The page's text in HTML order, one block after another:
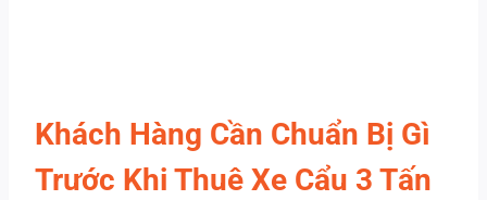
Khách Hàng Cần Chuẩn Bị Gì
Trước Khi Thuê Xe Cẩu 3 Tấn